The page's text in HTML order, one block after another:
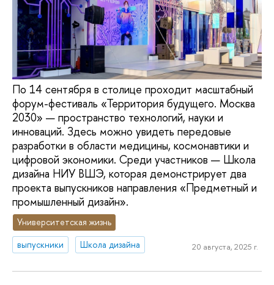
По 14 сентября в столице проходит масштабный
форум-фестиваль «Территория будущего. Москва
2030» — пространство технологий, науки и
инноваций. Здесь можно увидеть передовые
разработки в области медицины, космонавтики и
цифровой экономики. Среди участников — Школа
дизайна НИУ ВШЭ, которая демонстрирует два
проекта выпускников направления «Предметный и
промышленный дизайн».
Университетская жизнь
выпускники
Школа дизайна 20 августа, 2025 г.